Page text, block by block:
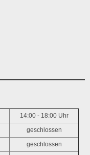
14:00 - 18:00 Uhr
geschlossen
geschlossen